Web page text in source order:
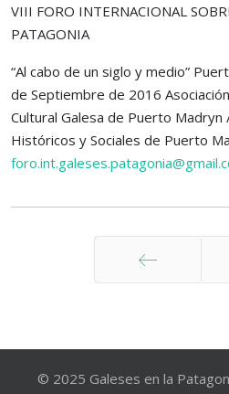
VIII FORO INTERNACIONAL
PATAGONIA
“Al cabo de un siglo y medio”
de Septiembre de 2016
Cultural Galesa de Puerto
Históricos y Sociales de Puerto
© 2025 Galeses en la